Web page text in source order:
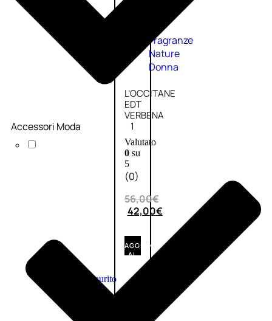
Fragranze
Nature
Donna
L’OCCITANE
EDT
VERBENA
1
Valutato
0su
5
(0)
56,00€
42,00€
AGGIUNGI
AL
CARRELLO
Esaurito
Accessori Moda